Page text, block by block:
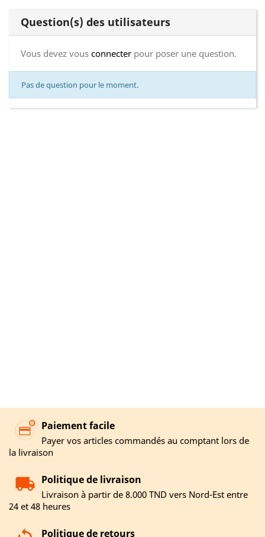
Question(s) des utilisateurs
Vous devez vous connecter pour poser une question.
Pas de question pour le moment.
Paiement facile
Payer vos articles commandés au comptant lors de
la livraison
Politique de livraison
Livraison à partir de 8.000 TND vers Nord-Est entre
24 et 48 heures
Politique de retours